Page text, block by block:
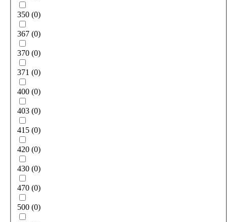
350 (0)
367 (0)
370 (0)
371 (0)
400 (0)
403 (0)
415 (0)
420 (0)
430 (0)
470 (0)
500 (0)